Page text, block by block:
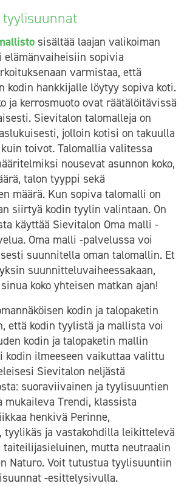
sisältää laajan valikoiman
sopivia
varmistaa, että
kodin hankkijalle löytyy sopiva koti.
ja kerrosmuoto ovat räätälöitävissä
Sievitalon talomalleja on
jolloin kotisi on takuulla
toivot. Talomallia valitessa
nousevat asunnon koko,
talon tyyppi sekä
määrä. Kun sopiva talomalli on
siirtyä kodin tyylin valintaan. On
käyttää Sievitalon Oma malli -
Oma malli -palvelussa voi
suunnitella oman talomallin. Et
suunnitteluvaiheessakaan,
koko yhteisen matkan ajan!
kodin ja talopaketin
että kodin tyylistä ja mallista voi
kodin ja talopaketin mallin
kodin ilmeeseen vaikuttaa valittu
Sievitalon neljästä
suoraviivainen ja tyylisuuntien
mukaileva Trendi, klassista
henkivä Perinne,
tyylikäs ja vastakohdilla leikittelevä
taiteilijasieluinen, mutta neutraalin
Naturo. Voit tutustua tyylisuuntiin
-esittelysivulla.